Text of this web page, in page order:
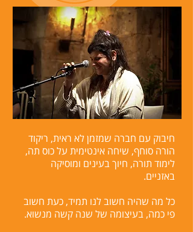
חיבוק עם חברה שמזמן לא ראית, ריקוד
הורה סוחף, שיחה אינטימית על כוס תה,
לימוד תורה, חיוך בעינים ומוסיקה
באזניים.
כל מה שהיה חשוב לנו תמיד, כעת חשוב
פי כמה, בעיצומה של שנה קשה מנשוא.